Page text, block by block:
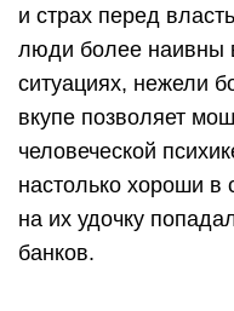
и страх перед
люди более наивны
ситуациях, нежели
вкупе позволяет
человеческой
настолько хороши в
на их удочку
банков.